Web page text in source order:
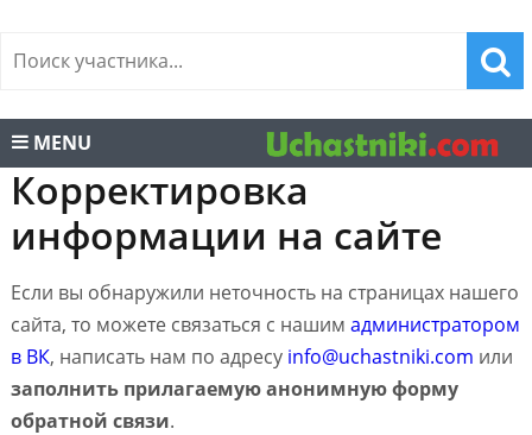
MENU
Корректировка
информации на сайте
Если вы обнаружили неточность на страницах нашего
сайта, то можете связаться с нашим администратором
в ВК, написать нам по адресу info@uchastniki.com или
заполнить прилагаемую анонимную форму
обратной связи.